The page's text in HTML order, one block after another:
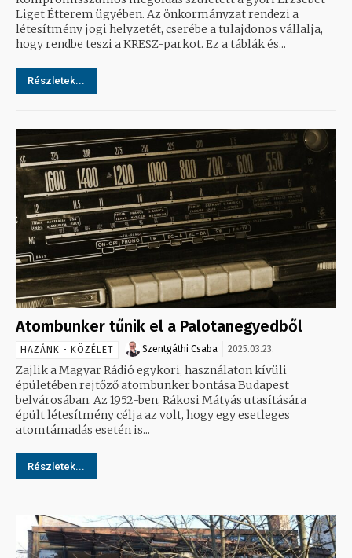
Liget Étterem ügyében. Az önkormányzat rendezi a
létesítmény jogi helyzetét, cserébe a tulajdonos vállalja,
hogy rendbe teszi a KRESZ-parkot. Ez a táblák és...
Részletek...
Atombunker tűnik el a Palotanegyedből
HAZÁNK - KÖZÉLET Szentgáthi Csaba 2025.03.23.
Zajlik a Magyar Rádió egykori, használaton kívüli
épületében rejtőző atombunker bontása Budapest
belvárosában. Az 1952-ben, Rákosi Mátyás utasítására
épült létesítmény célja az volt, hogy egy esetleges
atomtámadás esetén is...
Részletek...